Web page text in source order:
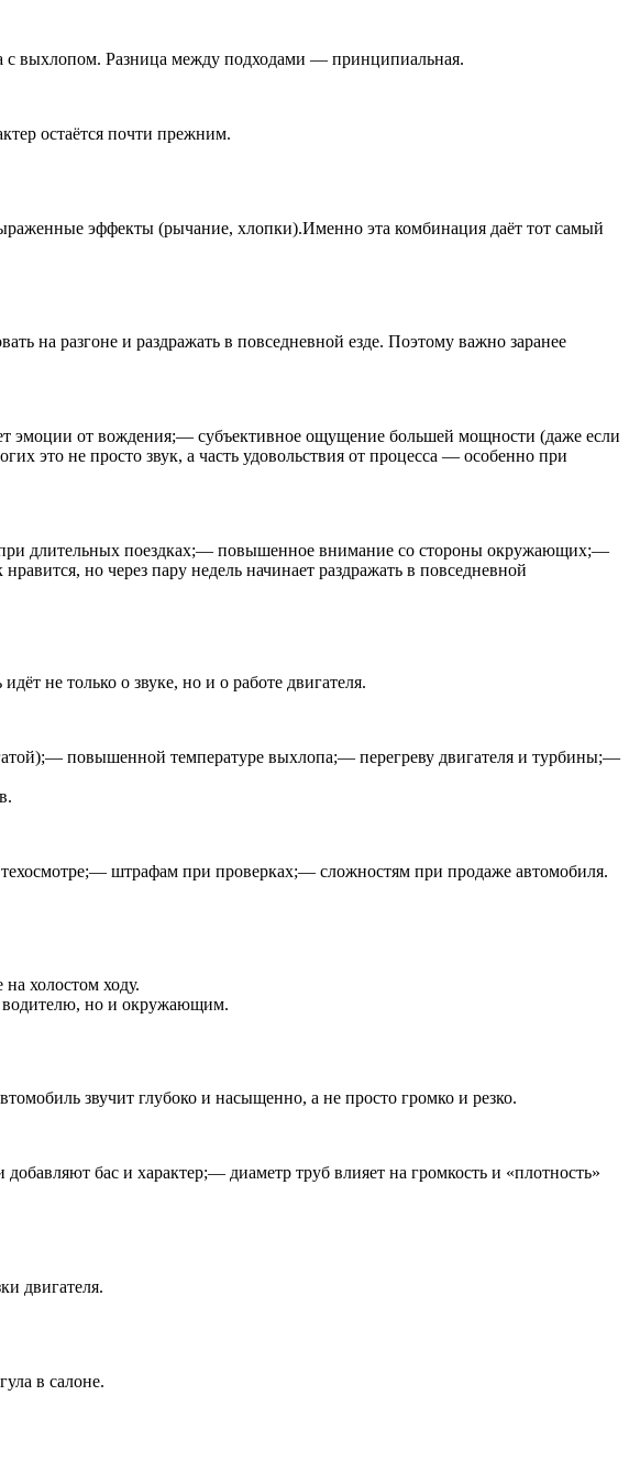
с выхлопом. Разница между подходами — принципиальная.
остаётся почти прежним.
эффекты (рычание, хлопки).Именно эта комбинация даёт тот самый
на разгоне и раздражать в повседневной езде. Поэтому важно заранее
эмоции от вождения;— субъективное ощущение большей мощности (даже если
это не просто звук, а часть удовольствия от процесса — особенно при
длительных поездках;— повышенное внимание со стороны окружающих;—
но через пару недель начинает раздражать в повседневной
не только о звуке, но и о работе двигателя.
повышенной температуре выхлопа;— перегреву двигателя и турбины;—
штрафам при проверках;— сложностям при продаже автомобиля.
холостом ходу.
водителю, но и окружающим.
звучит глубоко и насыщенно, а не просто громко и резко.
бас и характер;— диаметр труб влияет на громкость и «плотность»
двигателя.
в салоне.